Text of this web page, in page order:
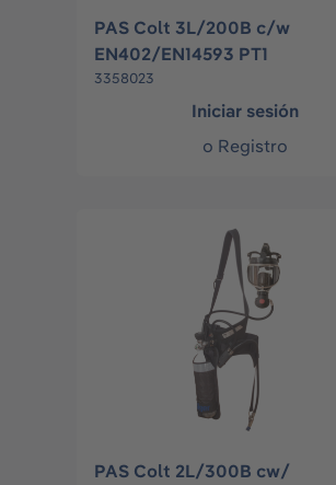
PAS Colt 3L/200B c/w
EN402/EN14593 PT1
3358023
Iniciar sesión
o Registro
PAS Colt 2L/300B cw/